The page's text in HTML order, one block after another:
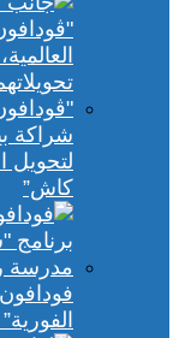
كاش”
الفورية” إلى 70 مدرسة